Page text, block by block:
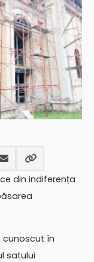
din indiferența
cunoscut în
satului